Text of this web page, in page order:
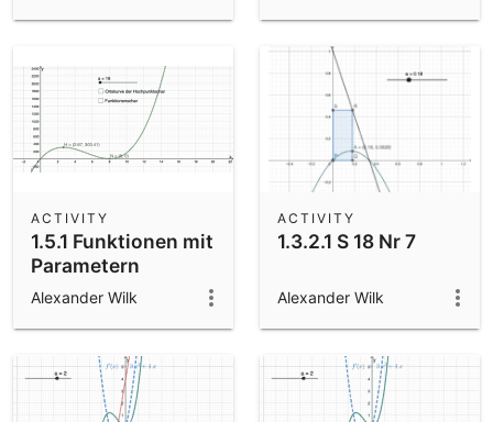
1.5.1 Funktionen mit
Parametern
ACTIVITY
Alexander Wilk
1.3.2.1 S 18 Nr 7
ACTIVITY
Alexander Wilk